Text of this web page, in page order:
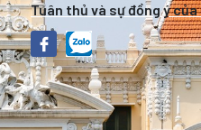
Tuân thủ và sự đồng ý của